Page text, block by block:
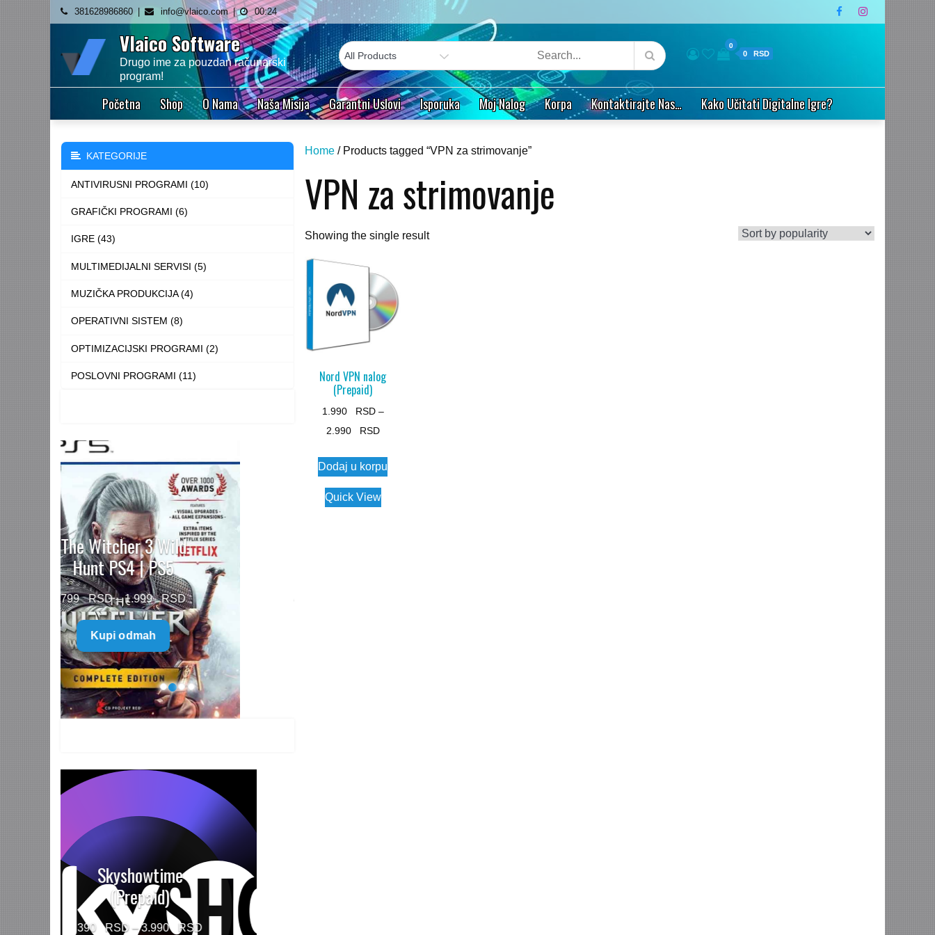
Skip
content
381628986860 info@vlaico.com 00:24
Vlaico Software
Drugo ime za pouzdan računarski
program!
0
0
Početna Shop O Nama Naša Misija Garantni Uslovi Isporuka Moj Nalog Korpa Kontaktirajte Nas… Kako Učitati Digitalne Igre?
Home / Products tagged “VPN za strimovanje”
VPN za strimovanje
Showing the single result
Nord VPN nalog
(Prepaid)
1.990
–
2.990
Price
1.990 $
through
2.990 $
Dodaj u korpu
This
product
Quick View
KATEGORIJE
ANTIVIRUSNI PROGRAMI (10)
GRAFIČKI PROGRAMI (6)
IGRE (43)
MULTIMEDIJALNI SERVISI (5)
MUZIČKA PRODUKCIJA (4)
OPERATIVNI SISTEM (8)
OPTIMIZACIJSKI PROGRAMI (2)
POSLOVNI PROGRAMI (11)
Need for Speed™
Unbound PS5
499 – 1.499
Kupi odmah
HBO MAX Premium
(Prepaid)
790 – 5.960 Price